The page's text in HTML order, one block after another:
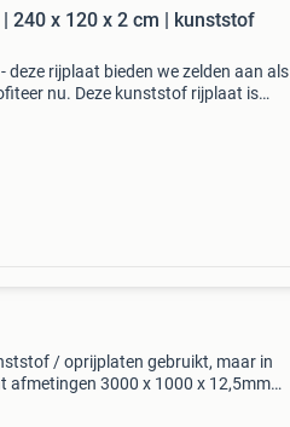
| 240 x 120 x 2 cm | kunststof
deze rijplaat bieden we zelden aan als
nu. Deze kunststof rijplaat is
/ oprijplaten gebruikt, maar in
afmetingen 3000 x 1000 x 12,5mm